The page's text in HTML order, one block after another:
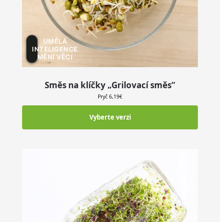
UMĚLÁ
INTELIGENCE
MĚNÍ VĚCI
Směs na klíčky „Grilovací směs“
Pryč 6,19€
Vyberte verzi